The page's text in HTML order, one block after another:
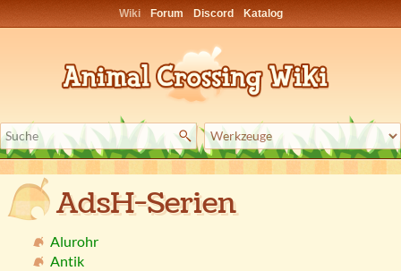
Wiki Forum Discord Katalog
AdsH-Serien
Alurohr
Antik